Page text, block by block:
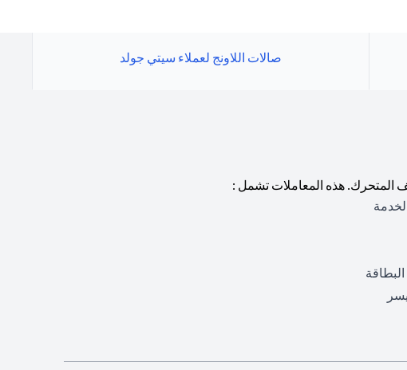
صالات اللاونج لعملاء سيتي جولد
المتحرك. هذه المعاملات تشمل :